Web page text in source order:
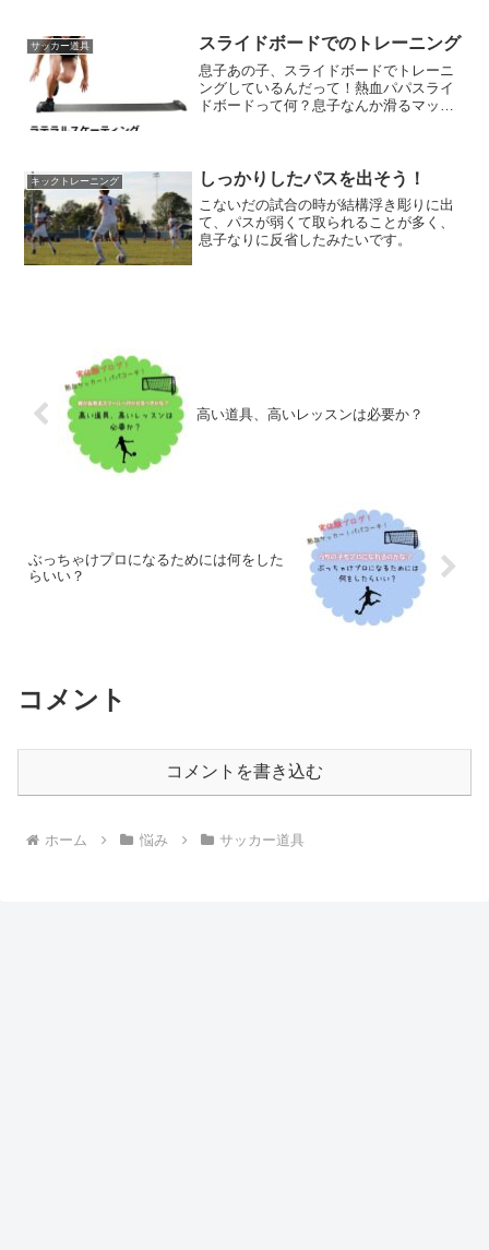
ました。そんな中、多くのサッカーパ
パ・ママが一度は悩むのが「...
サッカー道具 スライドボードでのトレーニング
息子あの子、スライドボードでトレーニ
ングしているんだって！熱血パパスライ
ドボードって何？息子なんか滑るマット
ライドボードは、滑りやす...
キックトレーニング しっかりしたパスを出そう！
こないだの試合の時が結構浮き彫りに出
て、パスが弱くて取られることが多く、
息子なりに反省したみたいです。
高い道具、高いレッスンは必要か？
ぶっちゃけプロになるためには何をした
らいい？
コメント
コメントを書き込む
ホーム 悩み サッカー道具